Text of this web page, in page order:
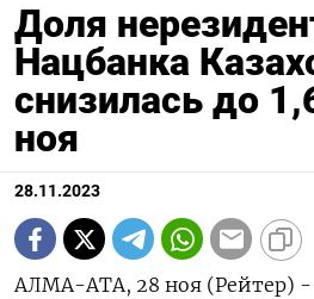
Доля
Нацбанка
снизилась до
ноя
28.11.2023
АЛМА-АТА, 28 ноя (Рейтер) -